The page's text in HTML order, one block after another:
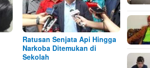
Ratusan Senjata Api Hingga
Narkoba Ditemukan di
Sekolah